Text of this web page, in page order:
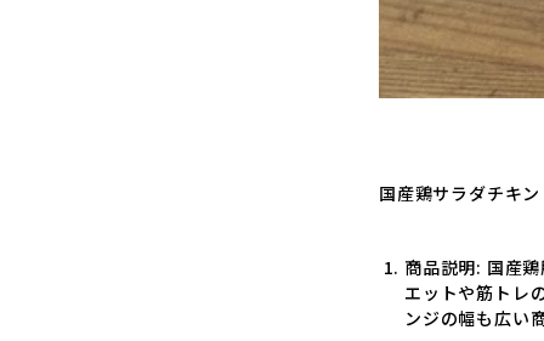
国産鶏サラダチキ
商品説明: 国産
エットや筋トレ
ンジの幅も広い